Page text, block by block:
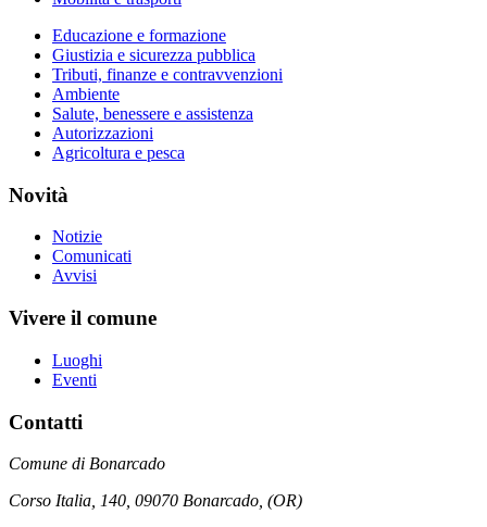
Educazione e formazione
Giustizia e sicurezza pubblica
Tributi, finanze e contravvenzioni
Ambiente
Salute, benessere e assistenza
Autorizzazioni
Agricoltura e pesca
Novità
Notizie
Comunicati
Avvisi
Vivere il comune
Luoghi
Eventi
Contatti
Comune di Bonarcado
Corso Italia, 140, 09070 Bonarcado, (OR)